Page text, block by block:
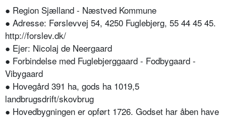
● Region Sjælland - Næstved Kommune
● Adresse: Førslevvej 54, 4250 Fuglebjerg, 55 44 45 45.
http://forslev.dk/
● Ejer: Nicolaj de Neergaard
● Forbindelse med Fuglebjerggaard - Fodbygaard -
Vibygaard
● Hovegård 391 ha, gods ha 1019,5
landbrugsdrift/skovbrug
● Hovedbygningen er opført 1726. Godset har åben have